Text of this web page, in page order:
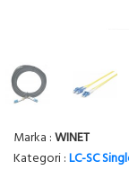
Marka :WINET
Kategori :LC-SC